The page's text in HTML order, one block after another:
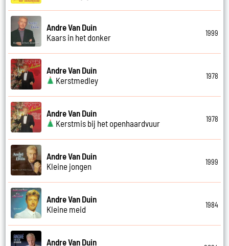
Andre Van Duin
Kaars in het donker
1999
Andre Van Duin
Kerstmedley
1978
Andre Van Duin
Kerstmis bij het openhaardvuur
1978
Andre Van Duin
Kleine jongen
1999
Andre Van Duin
Kleine meid
1984
Andre Van Duin